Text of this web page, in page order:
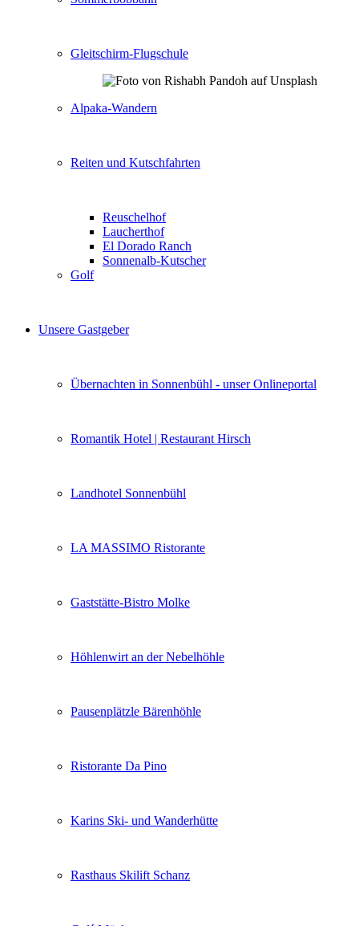
Gleitschirm-Flugschule
Alpaka-Wandern
Reiten und Kutschfahrten
Reuschelhof
Laucherthof
El Dorado Ranch
Sonnenalb-Kutscher
Golf
Unsere Gastgeber
Übernachten in Sonnenbühl - unser Onlineportal
Romantik Hotel | Restaurant Hirsch
Landhotel Sonnenbühl
LA MASSIMO Ristorante
Gaststätte-Bistro Molke
Höhlenwirt an der Nebelhöhle
Pausenplätzle Bärenhöhle
Ristorante Da Pino
Karins Ski- und Wanderhütte
Rasthaus Skilift Schanz